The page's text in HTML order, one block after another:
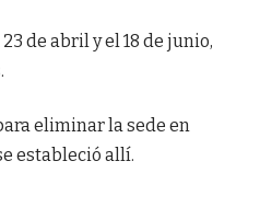
de abril y el 18 de junio,
eliminar la sede en
estableció allí.